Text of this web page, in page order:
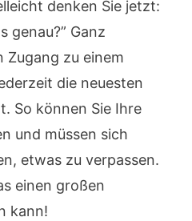
denken Sie jetzt:
genau?” Ganz
Zugang zu einem
die neuesten
So können Sie Ihre
und müssen sich
etwas zu verpassen.
einen großen
kann!